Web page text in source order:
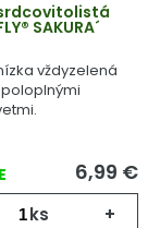
SAKURA´
vždyzelená
6,99 €
ks +